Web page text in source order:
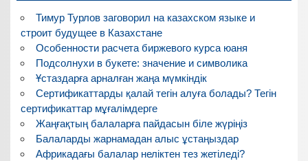
Тимур Турлов заговорил на казахском языке и
строит будущее в Казахстане
Особенности расчета биржевого курса юаня
Подсолнухи в букете: значение и символика
Ұстаздарға арналған жаңа мүмкіндік
Сертификаттарды қалай тегін алуға болады? Тегін
сертификаттар мұғалімдерге
Жаңғақтың балаларға пайдасын біле жүріңіз
Балаларды жарнамадан алыс ұстаңыздар
Африкадағы балалар неліктен тез жетіледі?